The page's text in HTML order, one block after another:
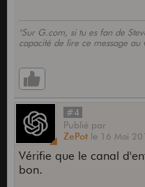
"Sur G.com, si tu es fan de
capacité de lire ce message au
#4
Publié par
ZePot le 16 Mai
Vérifie que le canal
bon.